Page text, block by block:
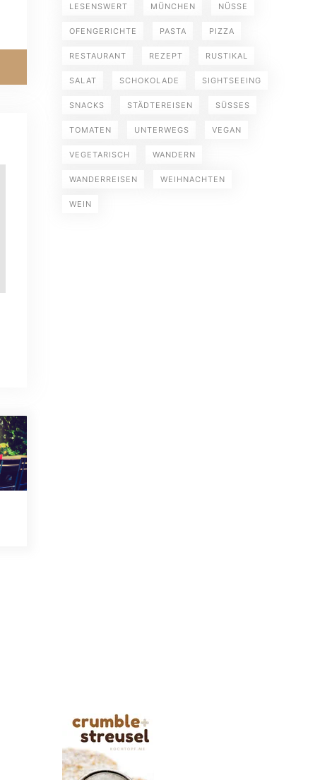
LESENSWERT MÜNCHEN NÜSSE
OFENGERICHTE PASTA PIZZA
RESTAURANT REZEPT RUSTIKAL
SALAT SCHOKOLADE SIGHTSEEING
SNACKS STÄDTEREISEN SÜSSES
TOMATEN UNTERWEGS VEGAN
VEGETARISCH WANDERN
WANDERREISEN WEIHNACHTEN
WEIN